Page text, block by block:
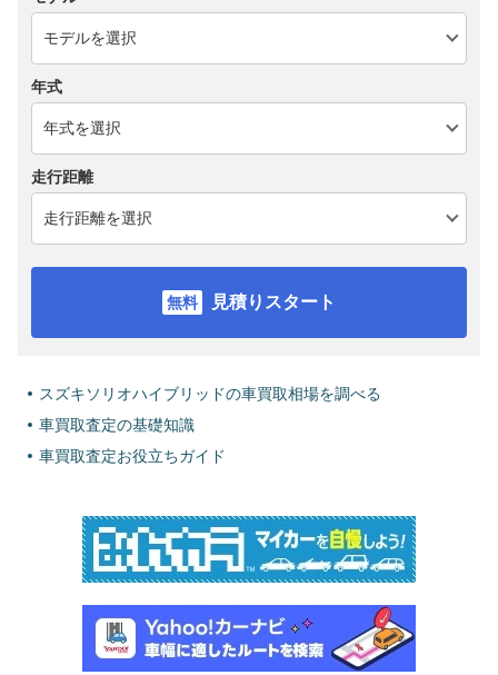
年式
走行距離
見積りスタート
スズキソリオハイブリッドの車買取相場を調べる
車買取査定の基礎知識
車買取査定お役立ちガイド